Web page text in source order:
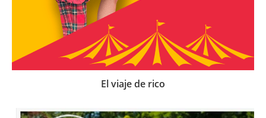
El viaje de rico